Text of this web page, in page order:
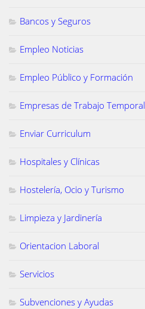
Bancos y Seguros
Empleo Noticias
Empleo Público y Formación
Empresas de Trabajo Temporal
Enviar Curriculum
Hospitales y Clínicas
Hostelería, Ocio y Turismo
Limpieza y Jardinería
Orientacion Laboral
Servicios
Subvenciones y Ayudas